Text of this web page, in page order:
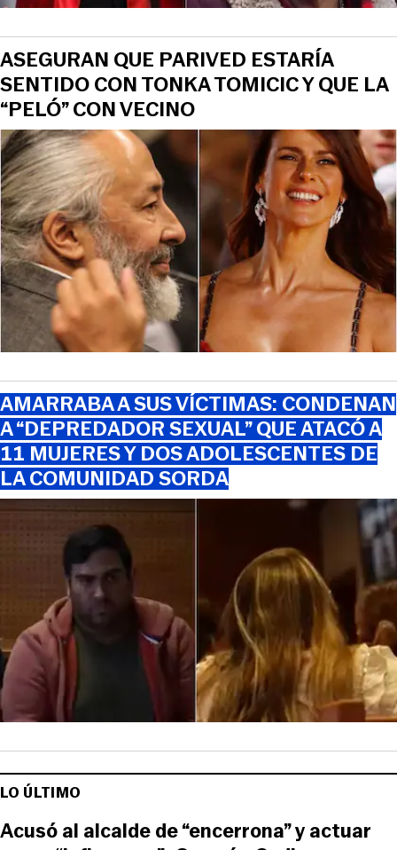
ASEGURAN QUE PARIVED ESTARÍA
SENTIDO CON TONKA TOMICIC Y QUE LA
“PELÓ” CON VECINO
AMARRABA A SUS VÍCTIMAS: CONDENAN
A “DEPREDADOR SEXUAL” QUE ATACÓ A
11 MUJERES Y DOS ADOLESCENTES DE
LA COMUNIDAD SORDA
LO ÚLTIMO
Acusó al alcalde de “encerrona” y actuar